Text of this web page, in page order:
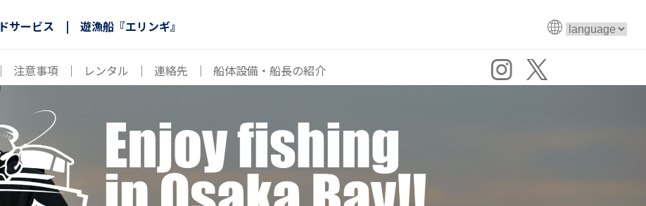
サービス | 遊漁船『エリンギ』
｜ 注意事項 ｜ レンタル ｜ 連絡先 ｜ 船体設備・船長の紹介